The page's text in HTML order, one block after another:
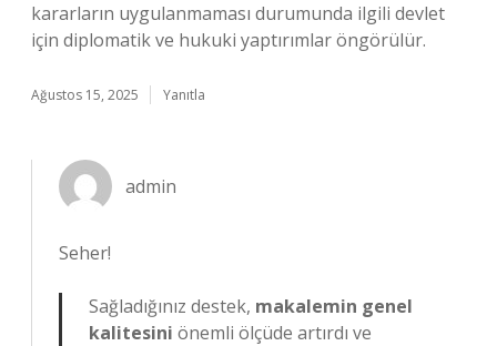
kararların uygulanmaması durumunda ilgili devlet
için diplomatik ve hukuki yaptırımlar öngörülür.
Ağustos 15, 2025 Yanıtla
admin
Seher!
Sağladığınız destek, makalemin genel
kalitesini önemli ölçüde artırdı ve